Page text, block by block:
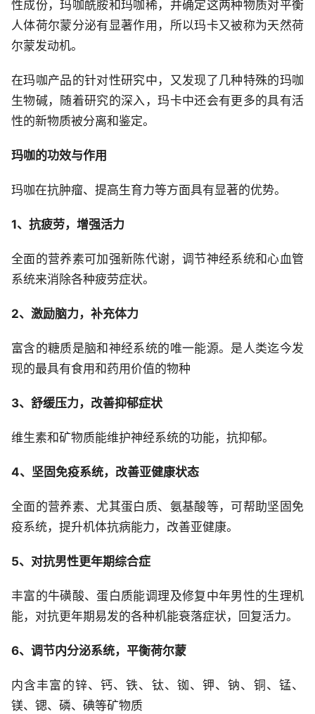
性成份，玛咖酰胺和玛咖稀，并确定这两种物质对平衡
人体荷尔蒙分泌有显著作用，所以玛卡又被称为天然荷
尔蒙发动机。
在玛咖产品的针对性研究中，又发现了几种特殊的玛咖
生物碱，随着研究的深入，玛卡中还会有更多的具有活
性的新物质被分离和鉴定。
玛咖的功效与作用
玛咖在抗肿瘤、提高生育力等方面具有显著的优势。
1、抗疲劳，增强活力
全面的营养素可加强新陈代谢，调节神经系统和心血管
系统来消除各种疲劳症状。
2、激励脑力，补充体力
富含的糖质是脑和神经系统的唯一能源。是人类迄今发
现的最具有食用和药用价值的物种
3、舒缓压力，改善抑郁症状
维生素和矿物质能维护神经系统的功能，抗抑郁。
4、坚固免疫系统，改善亚健康状态
全面的营养素、尤其蛋白质、氨基酸等，可帮助坚固免
疫系统，提升机体抗病能力，改善亚健康。
5、对抗男性更年期综合症
丰富的牛磺酸、蛋白质能调理及修复中年男性的生理机
能，对抗更年期易发的各种机能衰落症状，回复活力。
6、调节内分泌系统，平衡荷尔蒙
内含丰富的锌、钙、铁、钛、铷、钾、钠、铜、锰、
镁、锶、磷、碘等矿物质